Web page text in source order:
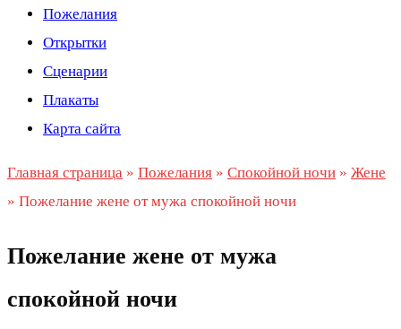
Пожелания
Открытки
Сценарии
Плакаты
Карта сайта
Главная страница » Пожелания » Спокойной ночи » Жене
» Пожелание жене от мужа спокойной ночи
Пожелание жене от мужа
спокойной ночи